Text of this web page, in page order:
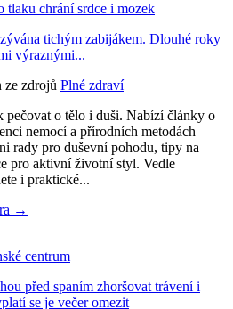
tlaku chrání srdce i mozek
tichým zabijákem. Dlouhé roky
výraznými...
ze zdrojů Plné zdraví
pečovat o tělo i duši. Nabízí články o
nemocí a přírodních metodách
rady pro duševní pohodu, tipy na
pro aktivní životní styl. Vedle
i praktické...
→
centrum
před spaním zhoršovat trávení i
se je večer omezit